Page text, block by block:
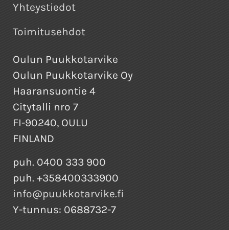
Yhteystiedot
Toimitusehdot
Oulun Puukkotarvike
Oulun Puukkotarvike Oy
Haaransuontie 4
Citytalli nro 7
FI-90240, OULU
FINLAND
puh. 0400 333 900
puh. +358400333900
info@puukkotarvike.fi
Y-tunnus: 0688732-7